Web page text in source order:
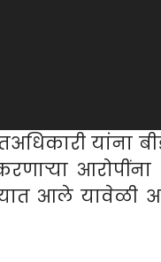
यांना
आरोपींना
आले यावेळी